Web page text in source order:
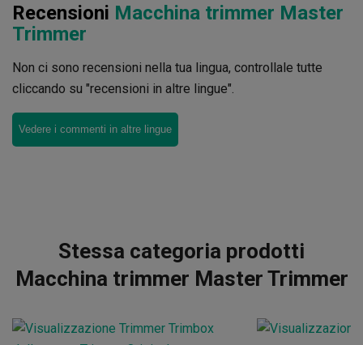
Recensioni Macchina trimmer Master
Trimmer
Non ci sono recensioni nella tua lingua, controllale tutte
cliccando su "recensioni in altre lingue".
Vedere i commenti in altre lingue
Stessa categoria prodotti
Macchina trimmer Master Trimmer